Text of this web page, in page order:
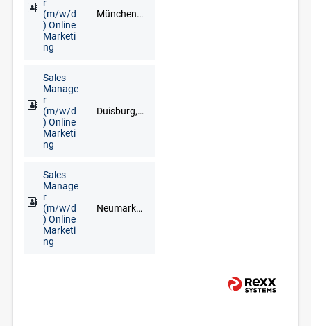
r
(m/w/d
) Online
Marketi
ng
München, Neuburg an der Donau, Schrobenhausen
Sales
Manage
r
(m/w/d
) Online
Marketi
ng
Duisburg, Düsseldorf, Erkelenz, Kleve, Krefeld, Mönchengladbach, Mülheim an der Ruhr, Wesel, Wuppertal
Sales
Manage
r
(m/w/d
) Online
Marketi
ng
Neumarkt in der Oberpfalz, Regensburg